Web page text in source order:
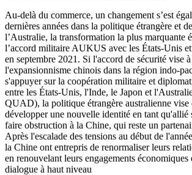
Au-delà du commerce, un changement s’est
dernières années dans la politique étrangère et
l’Australie, la transformation la plus marquante
l’accord militaire AUKUS avec les États-Unis
en septembre 2021. Si l'accord de sécurité vise
l'expansionnisme chinois dans la région indo-
s'appuyer sur la coopération militaire et
entre les États-Unis, l'Inde, le Japon et
QUAD), la politique étrangère australienne vise
développer une nouvelle identité en tant qu'allié
faire obstruction à la Chine, qui reste un
Après l'escalade des tensions au début de
la Chine ont entrepris de renormaliser leurs
en renouvelant leurs engagements économiques
dialogue à haut niveau